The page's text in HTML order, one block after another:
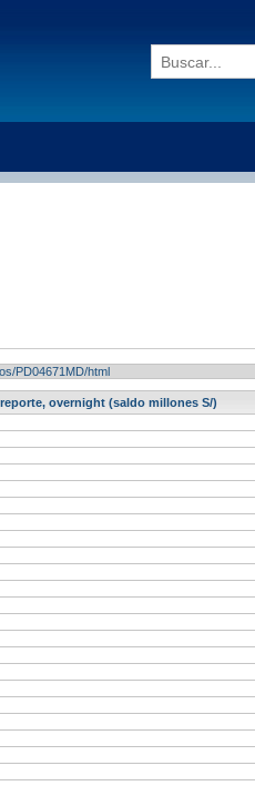
PD04671MD/html
overnight (saldo millones S/)